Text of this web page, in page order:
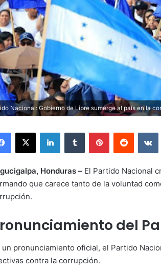
Nacional: Gobierno de Libre sumerge al país en la
Facebook
X LinkedInTumblr PinterestReddit
Honduras – El Partido Nacional
que carece tanto de la voluntad
del
un pronunciamiento oficial, el Partido
contra la corrupción.